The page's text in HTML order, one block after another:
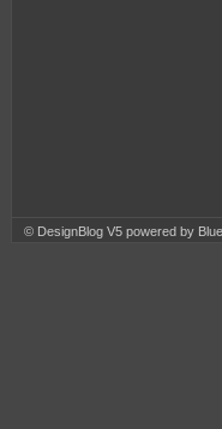
© DesignBlog V5 powered by